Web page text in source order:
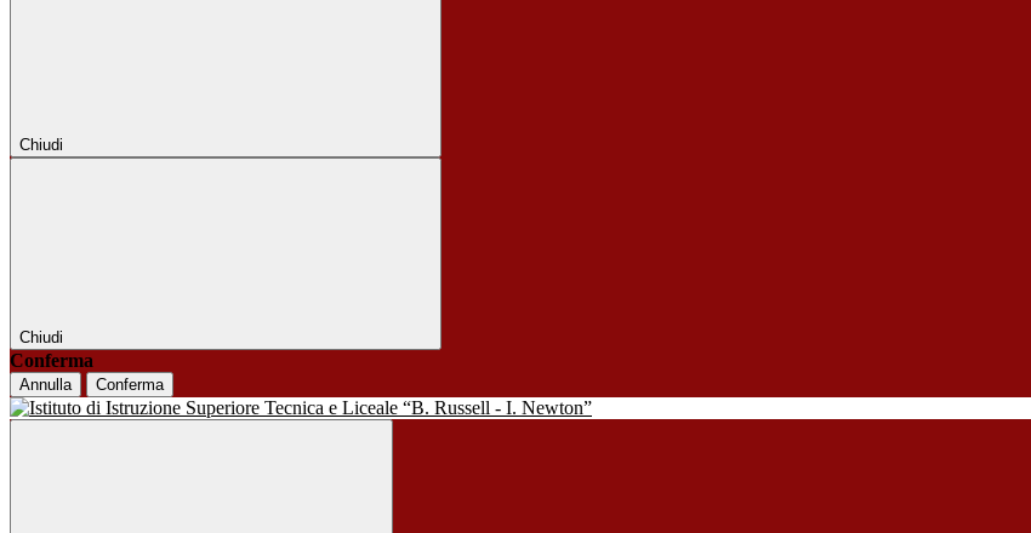
Chiudi
Chiudi
Conferma
Annulla Conferma